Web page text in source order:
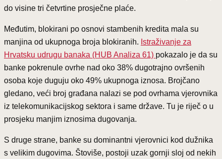
do visine tri četvrtine prosječne plaće.
Međutim, blokirani po osnovi stambenih kredita mala su
manjina od ukupnoga broja blokiranih. Istraživanje za
Hrvatsku udrugu banaka (HUB Analiza 61) pokazalo je da su
banke pokrenule ovrhe nad oko 38% dugotrajno ovršenih
osoba koje duguju oko 49% ukupnoga iznosa. Brojčano
gledano, veći broj građana nalazi se pod ovrhama vjerovnika
iz telekomunikacijskog sektora i same države. Tu je riječ o u
prosjeku manjim iznosima dugovanja.
S druge strane, banke su dominantni vjerovnici kod dužnika
s velikim dugovima. Štoviše, postoji uzak gornji sloj od nekih